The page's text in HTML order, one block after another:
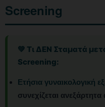
Screening
💚 Τι ΔΕΝ Σταματά
Screening:
Ετήσια γυναικολογική
συνεχίζεται